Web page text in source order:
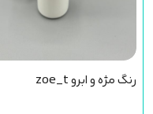
رنگ مژه و ابرو zoe_t